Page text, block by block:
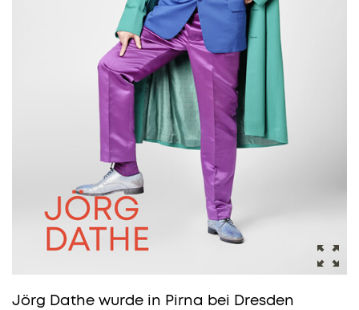
Jörg Dathe wurde in Pirna bei Dresden